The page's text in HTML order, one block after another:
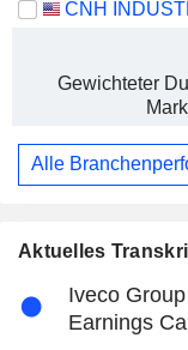
Aktuelles
Iveco
Earnings
CNH
Gewichteter
Alle